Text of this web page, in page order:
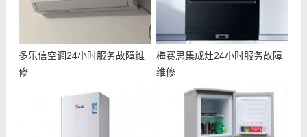
多乐信空调24小时服务故障维
修
梅赛思集成灶24小时服务故障
维修